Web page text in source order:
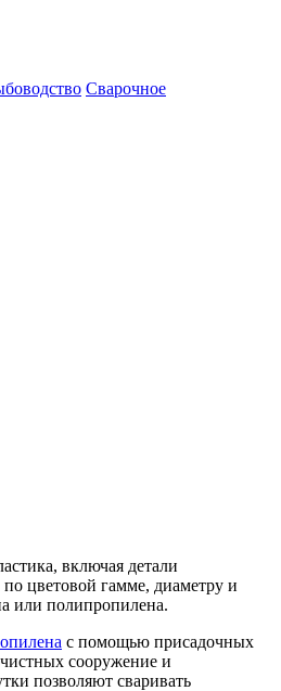
Сварочное
включая детали
цветовой гамме, диаметру и
или полипропилена.
с помощью присадочных
сооружение и
позволяют сваривать